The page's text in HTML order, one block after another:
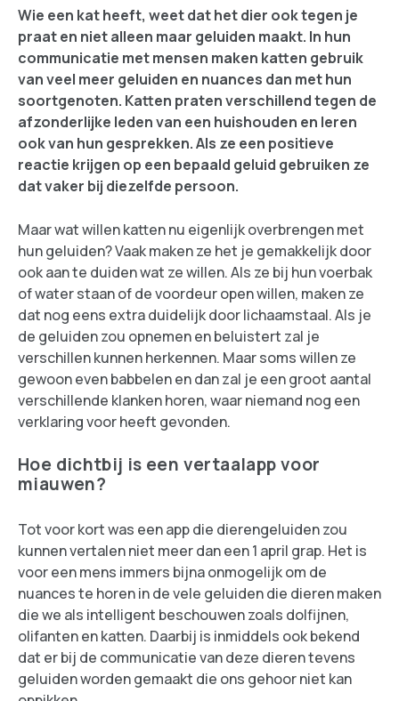
Wie een kat heeft, weet dat het dier ook tegen je
praat en niet alleen maar geluiden maakt. In hun
communicatie met mensen maken katten gebruik
van veel meer geluiden en nuances dan met hun
soortgenoten. Katten praten verschillend tegen de
afzonderlijke leden van een huishouden en leren
ook van hun gesprekken. Als ze een positieve
reactie krijgen op een bepaald geluid gebruiken ze
dat vaker bij diezelfde persoon.
Maar wat willen katten nu eigenlijk overbrengen met
hun geluiden? Vaak maken ze het je gemakkelijk door
ook aan te duiden wat ze willen. Als ze bij hun voerbak
of water staan of de voordeur open willen, maken ze
dat nog eens extra duidelijk door lichaamstaal. Als je
de geluiden zou opnemen en beluistert zal je
verschillen kunnen herkennen. Maar soms willen ze
gewoon even babbelen en dan zal je een groot aantal
verschillende klanken horen, waar niemand nog een
verklaring voor heeft gevonden.
Hoe dichtbij is een vertaalapp voor
miauwen?
Tot voor kort was een app die dierengeluiden zou
kunnen vertalen niet meer dan een 1 april grap. Het is
voor een mens immers bijna onmogelijk om de
nuances te horen in de vele geluiden die dieren maken
die we als intelligent beschouwen zoals dolfijnen,
olifanten en katten. Daarbij is inmiddels ook bekend
dat er bij de communicatie van deze dieren tevens
geluiden worden gemaakt die ons gehoor niet kan